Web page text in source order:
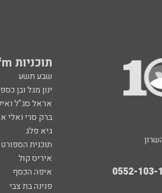
תוכניות 103fm
שבע תשע
ינון מגל ובן
אראל סג"ל
ברק סרי ואלי
גיא פלג
תוכנית הספורט
איריס קול
איפה הכסף
פנינה בת צבי